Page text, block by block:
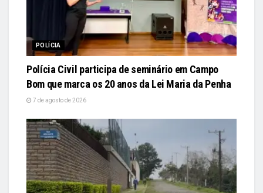
POLÍCIA
Polícia Civil participa de seminário em Campo
Bom que marca os 20 anos da Lei Maria da Penha
7 de agosto de 2026